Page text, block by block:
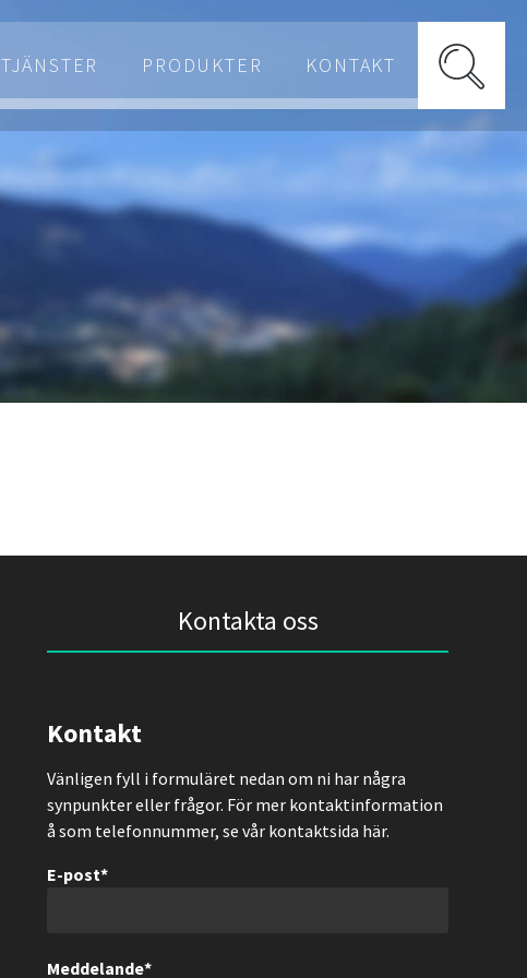
TJÄNSTER PRODUKTER KONTAKT
Kontakta oss
Kontakt
Vänligen fyll i formuläret nedan om ni har några
synpunkter eller frågor. För mer kontaktinformation
å som telefonnummer, se vår kontaktsida här.
E-post*
Meddelande*